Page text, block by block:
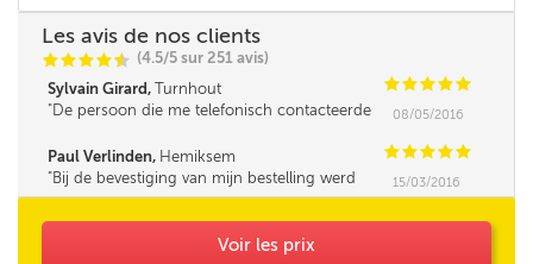
Les avis de nos clients
CCCCi
@ (4.5/5 sur 251 avis)
Sylvain Girard, Turnhout CCCCC
De persoon die me telefonisch contacteerde
leek me. Verder was de service super!
08/05/2016
Paul Verlinden, Hemiksem CCCCC
Bij de bevestiging van mijn bestelling werd
mijn opmerking (Korting HNN personeel) niet
15/03/2016
Voir les prix